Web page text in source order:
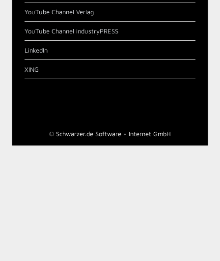
YouTube Channel Verlag
YouTube Channel industryPRESS
LinkedIn
XING
© Schwarzer.de Software + Internet GmbH